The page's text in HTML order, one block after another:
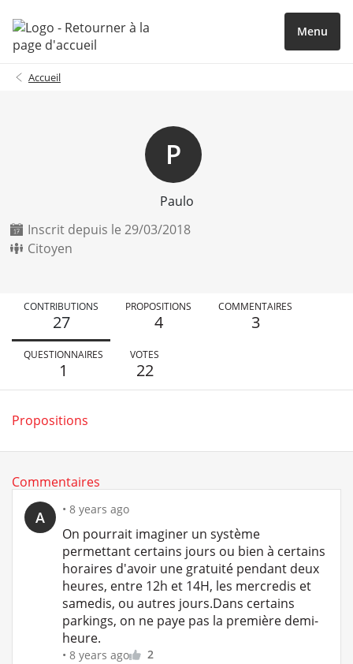
Menu
Accueil
P
Paulo
Inscrit depuis le 29/03/2018
Citoyen
CONTRIBUTIONS
27
PROPOSITIONS
4
COMMENTAIRES
3
QUESTIONNAIRES
1
VOTES
22
Propositions
Commentaires
A • 8 years ago
On pourrait imaginer un système
permettant certains jours ou bien à certains
horaires d'avoir une gratuité pendant deux
heures, entre 12h et 14H, les mercredis et
samedis, ou autres jours.Dans certains
parkings, on ne paye pas la première demi-
heure.
• 8 years ago 2